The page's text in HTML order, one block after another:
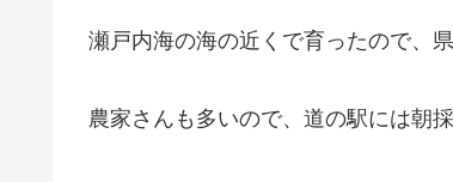
瀬戸内海の海の近くで育ったので、
農家さんも多いので、道の駅には朝